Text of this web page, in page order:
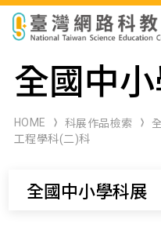
科展作品檢索
科學研習月刊
全國中
HOME 科展作品檢索
工程學科(二)科
全國中小學科展